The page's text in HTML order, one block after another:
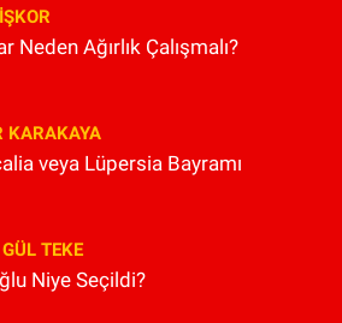
Neden Ağırlık Çalışmalı?
KARAKAYA
veya Lüpersia Bayramı
TEKE
Niye Seçildi?